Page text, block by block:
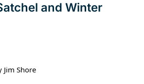
and Winter
Jim Shore